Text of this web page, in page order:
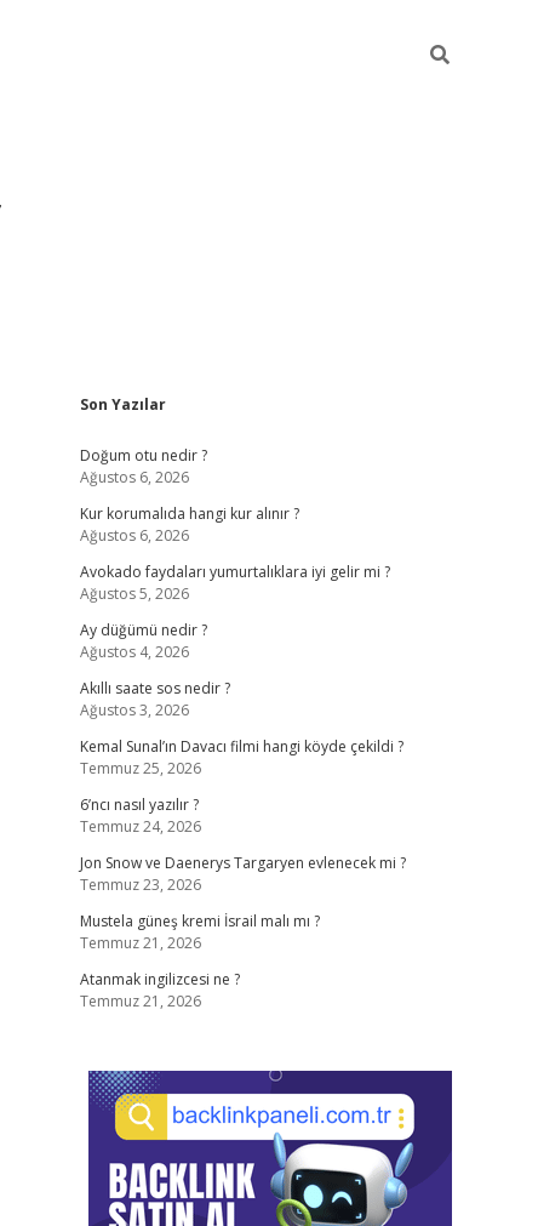
Sidebar
Son Yazılar
Doğum otu nedir ?
Ağustos 6, 2026
Kur korumalıda hangi kur alınır ?
Ağustos 6, 2026
Avokado faydaları yumurtalıklara iyi gelir mi ?
Ağustos 5, 2026
Ay düğümü nedir ?
Ağustos 4, 2026
Akıllı saate sos nedir ?
Ağustos 3, 2026
Kemal Sunal’ın Davacı filmi hangi köyde çekildi ?
Temmuz 25, 2026
6’ncı nasıl yazılır ?
Temmuz 24, 2026
Jon Snow ve Daenerys Targaryen evlenecek mi ?
Temmuz 23, 2026
Mustela güneş kremi İsrail malı mı ?
Temmuz 21, 2026
Atanmak ingilizcesi ne ?
Temmuz 21, 2026
betcivdcasino giriş